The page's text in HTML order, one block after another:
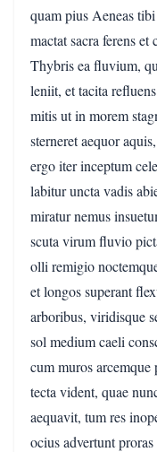
quam pius Aeneas
mactat sacra ferens et
Thybris ea fluvium,
leniit, et tacita
mitis ut in morem
sterneret aequor
ergo iter inceptum
labitur uncta vadis
miratur nemus
scuta virum fluvio
olli remigio
et longos superant
arboribus, viridisque
sol medium caeli
cum muros
tecta vident, quae
aequavit, tum res
ocius advertunt